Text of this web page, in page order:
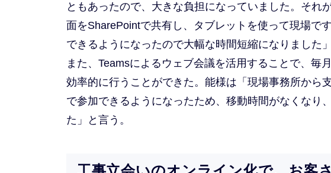
ともあったので、大きな負担になっていました。それ
面をSharePointで共有し、タブレットを使って現場で
できるようになったので大幅な時間短縮になりました
また、Teamsによるウェブ会議を活用することで、毎
効率的に行うことができた。能様は「現場事務所から
で参加できるようになったため、移動時間がなくなり
た」と言う。